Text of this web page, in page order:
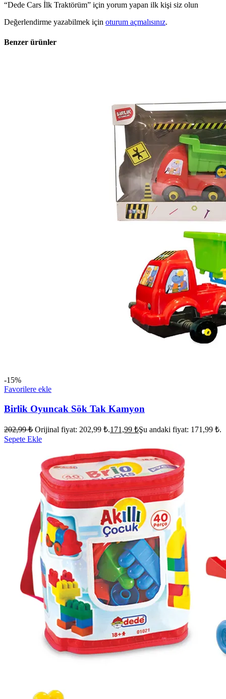
“Dede Cars İlk Traktörüm” için yorum yapan ilk kişi siz olun
Değerlendirme yazabilmek için oturum açmalısınız.
Benzer ürünler
-15%
Favorilere ekle
Birlik Oyuncak Sök Tak Kamyon
202,99₺ Orijinal fiyat: 202,99 ₺.171,99 ₺Şu andaki fiyat: 171,99 ₺.
Sepete Ekle